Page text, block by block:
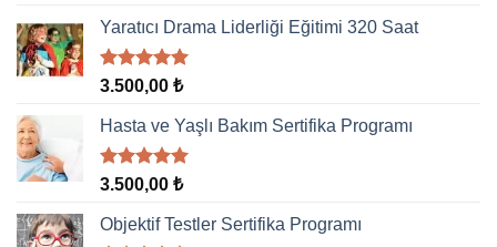
aldı
Yaratıcı Drama Liderliği Eğitimi 320 Saat
5 üzerinden
aldı
3.500,00 ₺
Hasta ve Yaşlı Bakım Sertifika Programı
5 üzerinden
aldı
3.500,00 ₺
Objektif Testler Sertifika Programı